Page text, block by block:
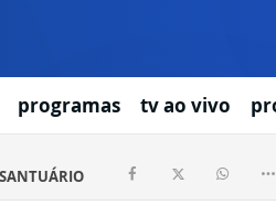
programas tv ao vivo